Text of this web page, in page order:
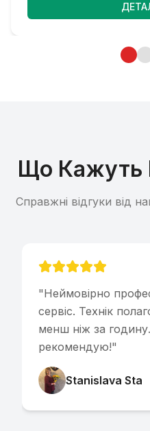
Що Кажуть
Справжні відгуки від
"Неймовірно
сервіс. Технік
менш ніж за
рекомендую!"
Stanislava Sta